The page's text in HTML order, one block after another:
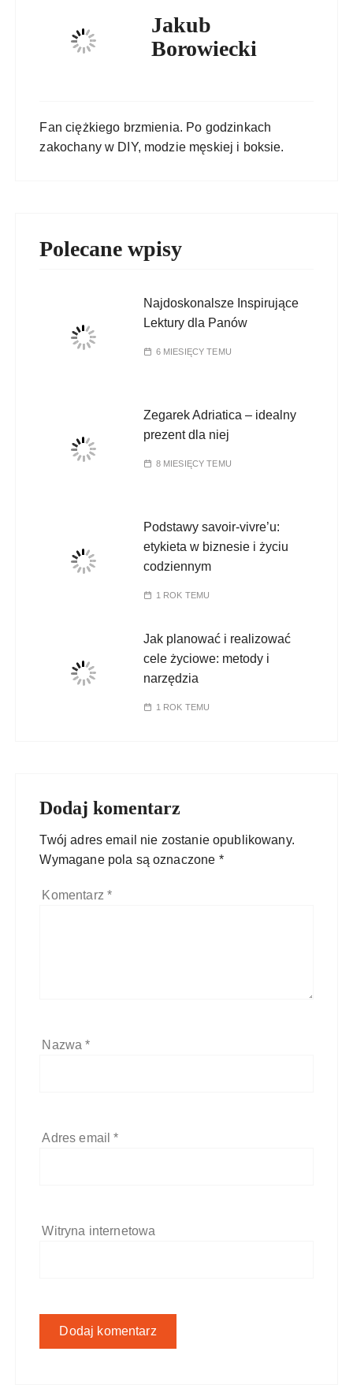
Jakub
Borowiecki
Fan ciężkiego brzmienia. Po godzinkach
zakochany w DIY, modzie męskiej i boksie.
Polecane wpisy
Najdoskonalsze Inspirujące
Lektury dla Panów
6 MIESIĘCY TEMU
Zegarek Adriatica – idealny
prezent dla niej
8 MIESIĘCY TEMU
Podstawy savoir-vivre’u:
etykieta w biznesie i życiu
codziennym
1 ROK TEMU
Jak planować i realizować
cele życiowe: metody i
narzędzia
1 ROK TEMU
Dodaj komentarz
Twój adres email nie zostanie opublikowany.
Wymagane pola są oznaczone *
Komentarz *
Nazwa*
Adres email*
Witryna internetowa